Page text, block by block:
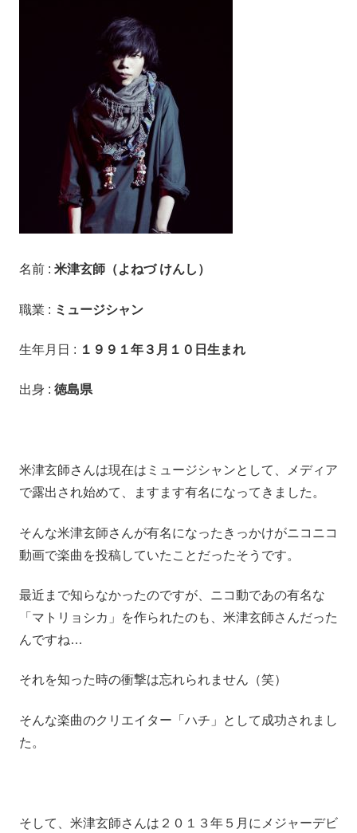
名前 : 米津玄師（よねづ けんし）
職業 : ミュージシャン
生年月日 : １９９１年３月１０日生まれ
出身 : 徳島県
米津玄師さんは現在はミュージシャンとして、メディア
で露出され始めて、ますます有名になってきました。
そんな米津玄師さんが有名になったきっかけがニコニコ
動画で楽曲を投稿していたことだったそうです。
最近まで知らなかったのですが、ニコ動であの有名な
「マトリョシカ」を作られたのも、米津玄師さんだった
んですね…
それを知った時の衝撃は忘れられません（笑）
そんな楽曲のクリエイター「ハチ」として成功されまし
た。
そして、米津玄師さんは２０１３年５月にメジャーデビ